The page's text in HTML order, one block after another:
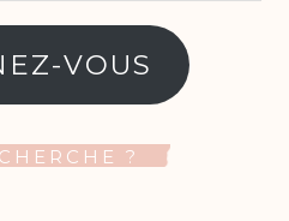
VOUS
?